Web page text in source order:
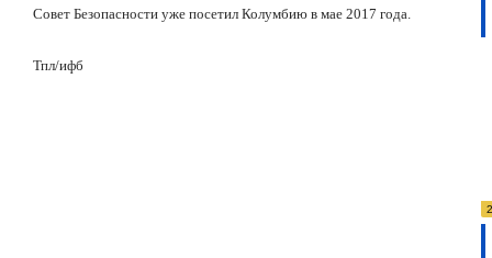
Совет Безопасности уже посетил Колумбию в мае 2017 года.
Тпл/ифб